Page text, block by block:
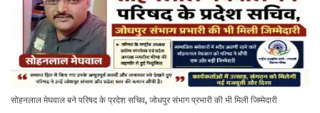
सोहनलाल मेघवाल बने परिषद के प्रदेश सचिव, जोधपुर संभाग प्रभारी की भी मिली जिम्मेदारी